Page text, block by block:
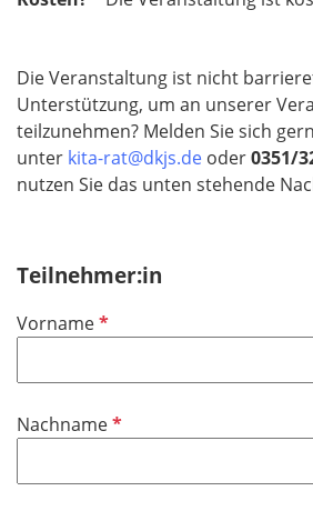
Die Veranstaltung ist nicht
Unterstützung, um an unserer
teilzunehmen? Melden Sie sich
unter kita-rat@dkjs.de oder0351/
nutzen Sie das unten stehende
Teilnehmer:in
VornameP
c
t
NachnameP